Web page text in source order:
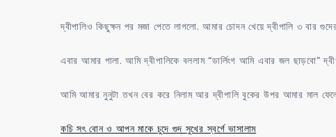
দ্বীপালিও কিছুক্ষন পর মজা পেতে লাগলো. আমার চোদন খেয়ে দ্বীপালি ৩ বার
এবার আমার পালা. আমি দ্বীপালিকে বললাম “ডার্লিংগ আমি এবার জল ছাড়বো”
আমি আমার নুনুটা তখন বের করে নিলাম আর দ্বীপালি বুকের উপর আমার মাল
কচি সৎ বোন ও আপন মাকে চুদে গুদ সুখের স্বর্গে ভাসালাম